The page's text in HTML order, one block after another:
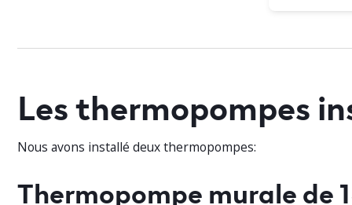
Les thermopompes
Nous avons installé deux thermopompes:
Thermopompe murale de